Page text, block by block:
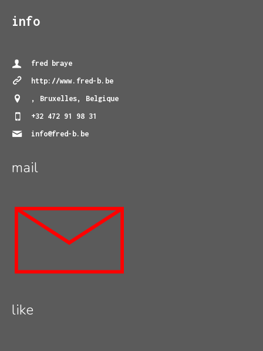
info
fred braye
http://www.fred-b.be
,
Bruxelles,
Belgique
+32 472 91 98 31
info@fred-b.be
mail
like